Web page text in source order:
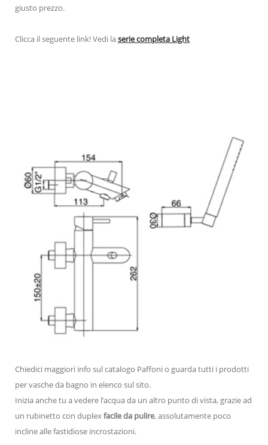
giusto prezzo.
Clicca il seguente link! Vedi laserie completa Light
Chiedici maggiori info sul catalogo Paffoni o guarda tutti i prodotti
per vasche da bagno in elenco sul sito.
Inizia anche tu a vedere l’acqua da un altro punto di vista, grazie ad
un rubinetto con duplexfacile da pulire, assolutamente poco
incline alle fastidiose incrostazioni.